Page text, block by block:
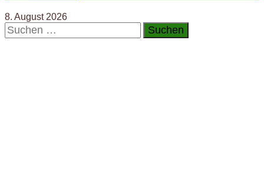
8. August 2026
Suchen
nach: